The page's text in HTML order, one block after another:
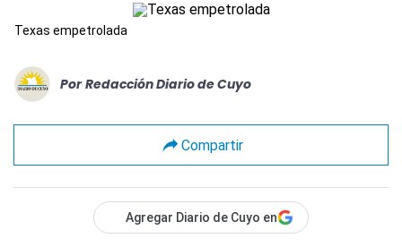
Texas empetrolada
Por Redacción Diario de Cuyo
Compartir
Agregar Diario de Cuyo en